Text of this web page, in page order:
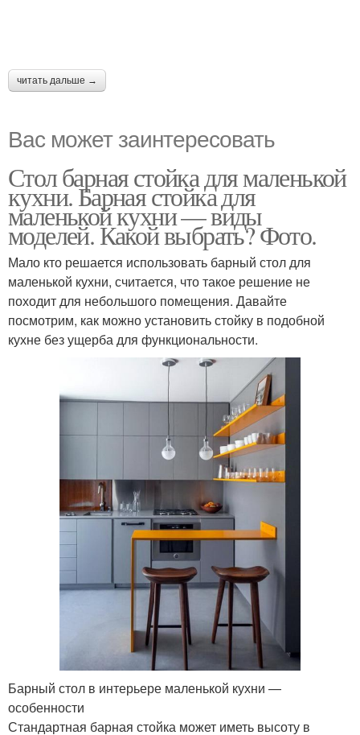
читать дальше →
Вас может заинтересовать
Стол барная стойка для маленькой
кухни. Барная стойка для
маленькой кухни — виды
моделей. Какой выбрать? Фото.
Мало кто решается использовать барный стол для
маленькой кухни, считается, что такое решение не
походит для небольшого помещения. Давайте
посмотрим, как можно установить стойку в подобной
кухне без ущерба для функциональности.
Барный стол в интерьере маленькой кухни —
особенности
Стандартная барная стойка может иметь высоту в